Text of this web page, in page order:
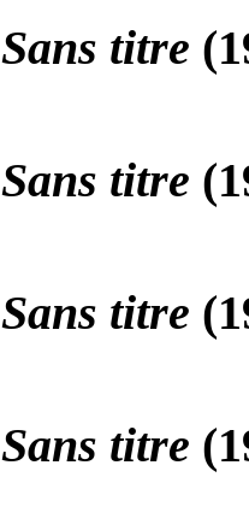
Sans titre
Sans titre
Sans titre
Sans titre